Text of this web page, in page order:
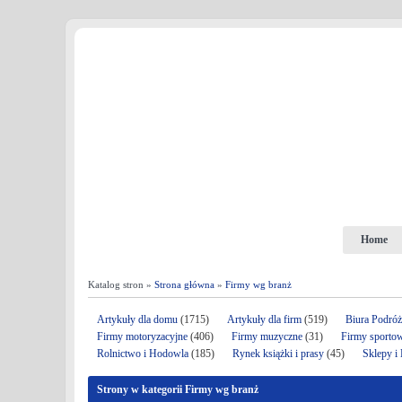
Home
Katalog stron » Strona główna » Firmy wg branż
Artykuły dla domu (1715) Artykuły dla firm (519)
Biura
Firmy motoryzacyjne (406) Firmy muzyczne (31)
Firmy
Rolnictwo i Hodowla (185) Rynek książki i prasy (45) Sklepy i
Strony w kategorii Firmy wg branż